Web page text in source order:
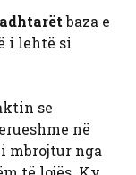
baza e
i lehtë si
se
në
mbrojtur nga